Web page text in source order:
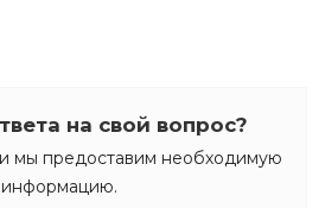
на свой вопрос?
мы предоставим необходимую
информацию.